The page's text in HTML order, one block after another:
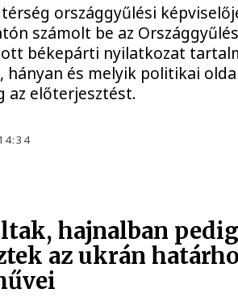
térség országgyűlési
számolt be az
békepárti nyilatkozat
hányan és melyik politikai
az előterjesztést.
hajnalban
az ukrán